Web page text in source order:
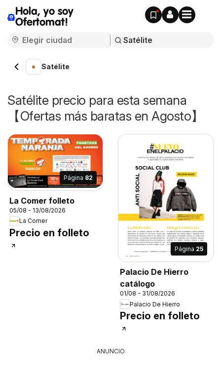
Hola, yo soy
Ofertomat!
Satélite
Satélite precio para esta semana
【Ofertas más baratas en Agosto】
Página 82
La Comer folleto
05/08 - 13/08/2026
La Comer
Precio en folleto
Página 25
Palacio De Hierro
catálogo
01/08 - 31/08/2026
Palacio De Hierro
Precio en folleto
ANUNCIO